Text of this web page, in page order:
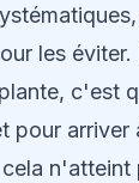
les
c'est
pour arriver
n'atteint